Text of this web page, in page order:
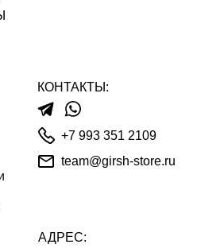
+7 993 351 2109
АДРЕС:
team@girsh-store.ru
КОНТАКТЫ: